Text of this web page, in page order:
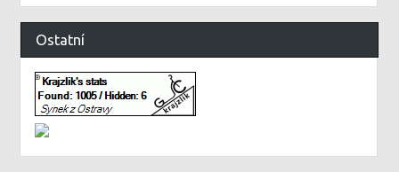
Ostatní